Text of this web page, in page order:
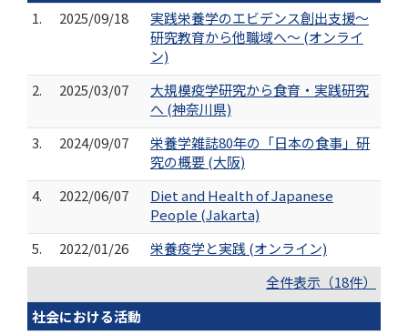
1.
2025/09/18
実践栄養学のエビデンス創出支援～
研究教育から他職域へ～ (オンライ
ン)
2.
2025/03/07
大規模疫学研究から食育・実践研究
へ (神奈川県)
3.
2024/09/07
栄養学雑誌80年の「日本の食事」研
究の概要 (大阪)
4.
2022/06/07
Diet and Health of Japanese
People (Jakarta)
5.
2022/01/26
栄養疫学と実践 (オンライン)
全件表示（18件）
社会における活動